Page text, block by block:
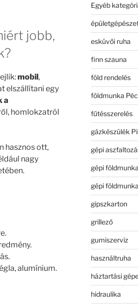
jobb,
mobil,
elszállítani egy
a
homlokzatról
hasznos ott,
nagy
alumínium.
Egyéb
esküvői ruha
finn szauna
föld rendelés
földmunka
fűtésszerelés
gázkészülék
gépi
gépi földmunka
gépi
gipszkarton
grillező
gumiszerviz
használtruha
háztartási
hidraulika